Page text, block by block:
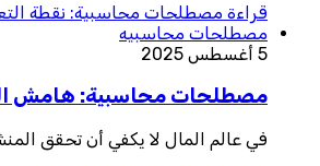
قراءة مصطلحات محاسبية: نقطة
مصطلحات محاسبيه
5 أغسطس 2025
مصطلحات محاسبية: هامش
في عالم المال لا يكفي أن تحقق